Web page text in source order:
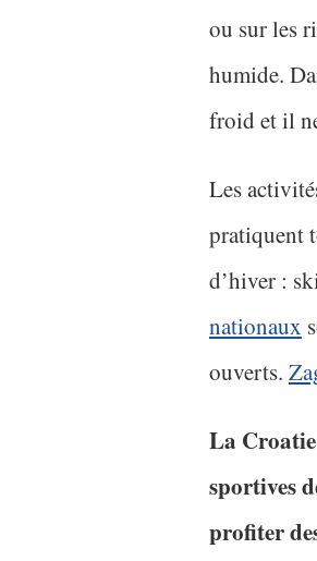
ou sur les
humide.
froid et il
Les
pratiquent
d’hiver :
nationaux
ouverts.
La Croatie
sportives
profiter